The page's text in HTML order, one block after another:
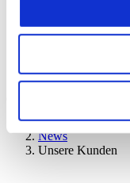
Startseite
News
Unsere Kunden